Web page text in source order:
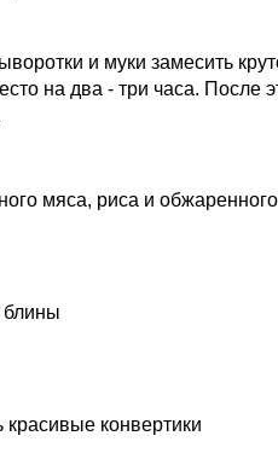
и муки замесить
на два - три часа. После
мяса, риса и обжаренного
блины
красивые конвертики